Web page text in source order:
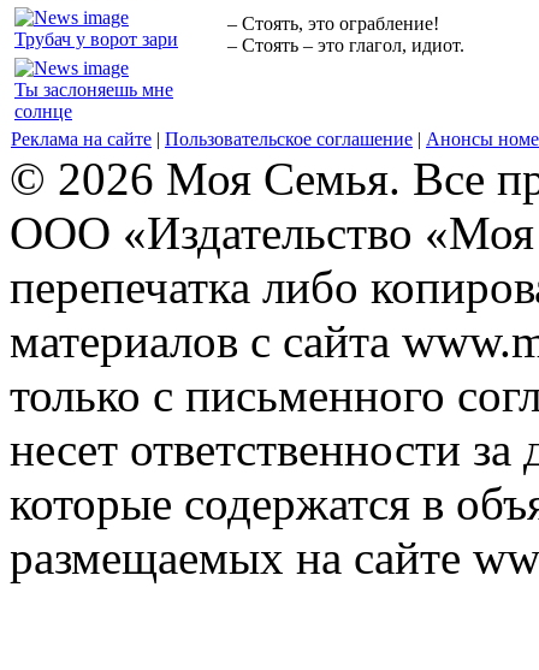
Трубач у ворот зари
Ты заслоняешь мне
солнце
– Стоять, это ограбление!
– Стоять – это глагол, идиот.
Реклама на сайте | Пользовательское соглашение | Анонсы
© 2026 Моя Семья. Все
ООО «Издательство
перепечатка либо
материалов с сайта
только с письменного
несет ответственности
которые содержатся в
размещаемых на сайте